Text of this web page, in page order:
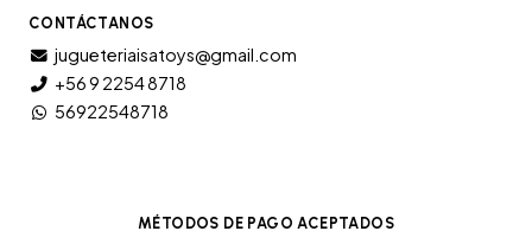
CONTÁCTANOS
jugueteriaisatoys@gmail.com
+56 9 2254 8718
56922548718
MÉTODOS DE PAGO ACEPTADOS